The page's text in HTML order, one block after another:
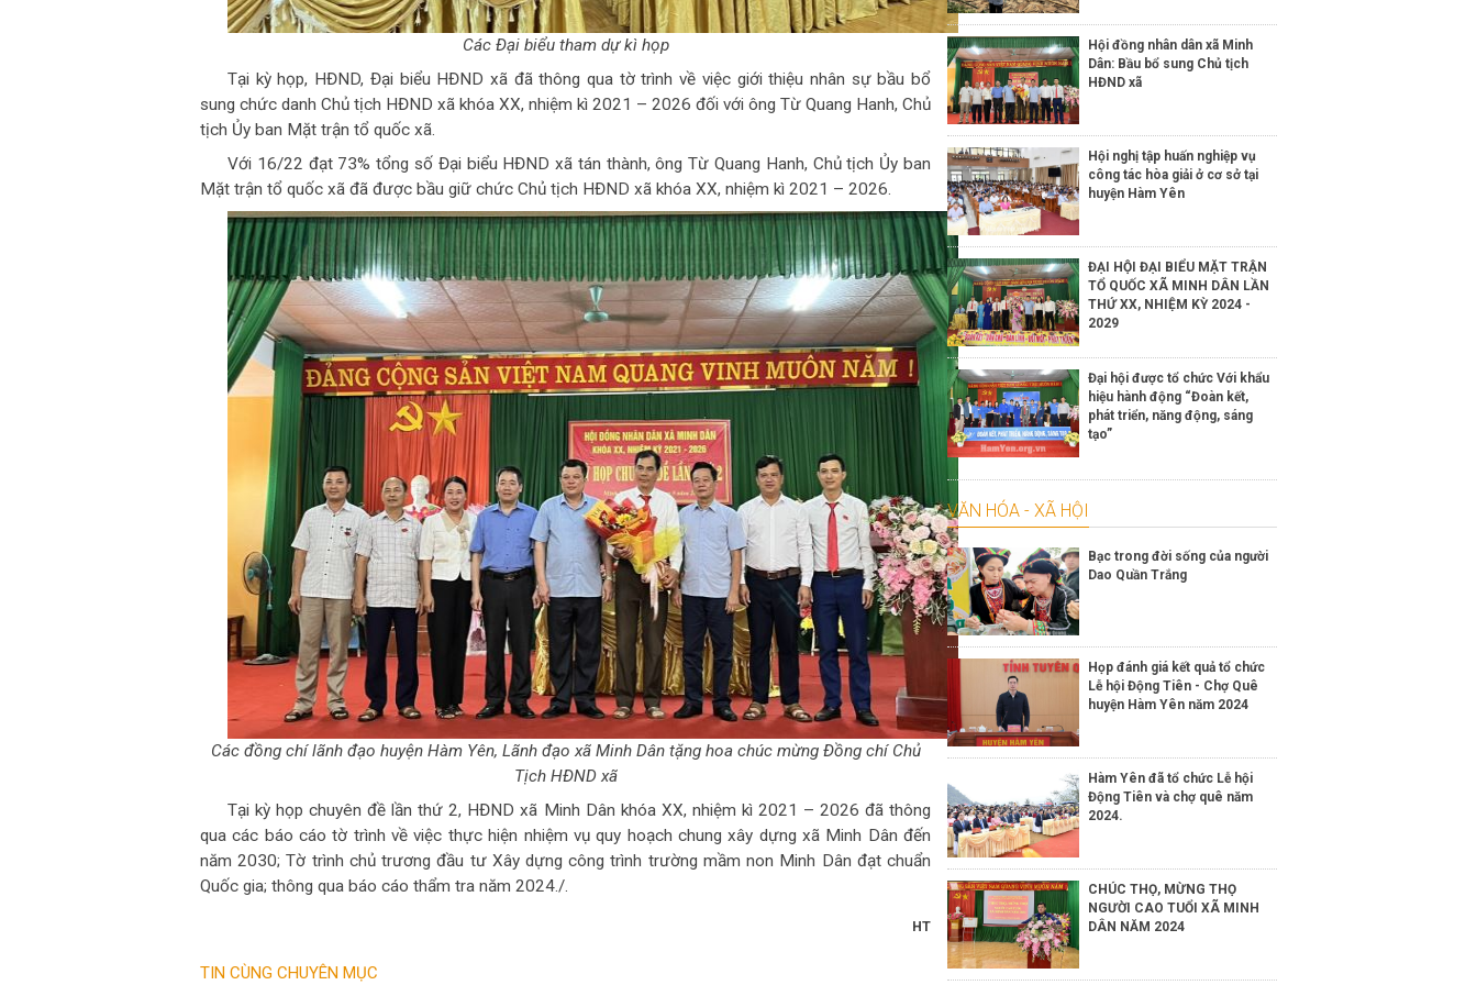
Các Đại biểu tham dự kì họp
Tại kỳ họp, HĐND, Đại biểu HĐND xã đã thông qua tờ trình về việc giới thiệu nhân sự bầu bổ
sung chức danh Chủ tịch HĐND xã khóa XX, nhiệm kì 2021 – 2026 đối với ông Từ Quang Hanh, Chủ
tịch Ủy ban Mặt trận tổ quốc xã.
Với 16/22 đạt 73% tổng số Đại biểu HĐND xã tán thành, ông Từ Quang Hanh, Chủ tịch Ủy ban
Mặt trận tổ quốc xã đã được bầu giữ chức Chủ tịch HĐND xã khóa XX, nhiệm kì 2021 – 2026.
Các đồng chí lãnh đạo huyện Hàm Yên, Lãnh đạo xã Minh Dân tặng hoa chúc mừng Đồng chí Chủ
Tịch HĐND xã
Tại kỳ họp chuyên đề lần thứ 2, HĐND xã Minh Dân khóa XX, nhiệm kì 2021 – 2026 đã thông
qua các báo cáo tờ trình về việc thực hiện nhiệm vụ quy hoạch chung xây dựng xã Minh Dân đến
năm 2030; Tờ trình chủ trương đầu tư Xây dựng công trình trường mầm non Minh Dân đạt chuẩn
Quốc gia; thông qua báo cáo thẩm tra năm 2024./.
HT
TIN CÙNG CHUYÊN MỤC
Hội đồng nhân dân xã Minh
Dân: Bầu bổ sung Chủ tịch
HĐND xã
Hội nghị tập huấn nghiệp vụ
công tác hòa giải ở cơ sở tại
huyện Hàm Yên
ĐẠI HỘI ĐẠI BIỂU MẶT TRẬN
TỔ QUỐC XÃ MINH DÂN LẦN
THỨ XX, NHIỆM KỲ 2024 -
2029
Đại hội được tổ chức Với khẩu
hiệu hành động “Đoàn kết,
phát triển, năng động, sáng
tạo”
VĂN HÓA - XÃ HỘI
Bạc trong đời sống của người
Dao Quần Trắng
Họp đánh giá kết quả tổ chức
Lễ hội Động Tiên - Chợ Quê
huyện Hàm Yên năm 2024
Hàm Yên đã tổ chức Lễ hội
Động Tiên và chợ quê năm
2024.
CHÚC THỌ, MỪNG THỌ
NGƯỜI CAO TUỔI XÃ MINH
DÂN NĂM 2024